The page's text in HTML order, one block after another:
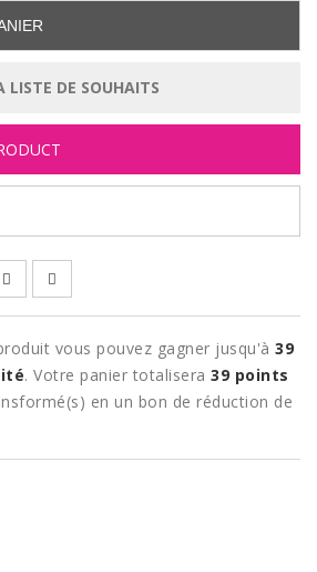
LISTE DE SOUHAITS
vous pouvez gagner jusqu'à 39
. Votre panier totalisera 39 points
en un bon de réduction de